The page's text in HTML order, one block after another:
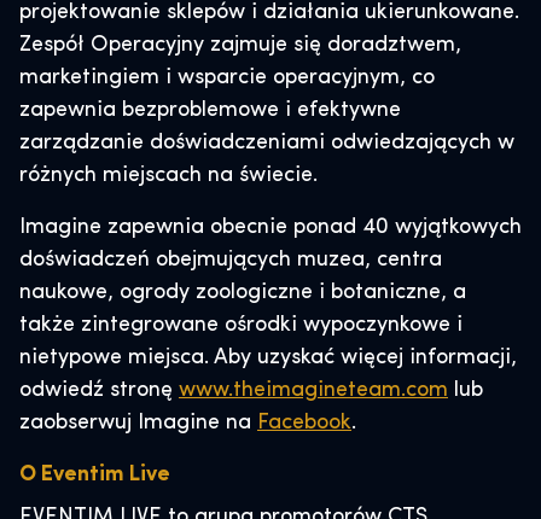
projektowanie sklepów i działania ukierunkowane.
Zespół Operacyjny zajmuje się doradztwem,
marketingiem i wsparcie operacyjnym, co
zapewnia bezproblemowe i efektywne
zarządzanie doświadczeniami odwiedzających w
różnych miejscach na świecie.
Imagine zapewnia obecnie ponad 40 wyjątkowych
doświadczeń obejmujących muzea, centra
naukowe, ogrody zoologiczne i botaniczne, a
także zintegrowane ośrodki wypoczynkowe i
nietypowe miejsca. Aby uzyskać więcej informacji,
odwiedź stronę www.theimagineteam.com lub
zaobserwuj Imagine na Facebook.
O Eventim Live